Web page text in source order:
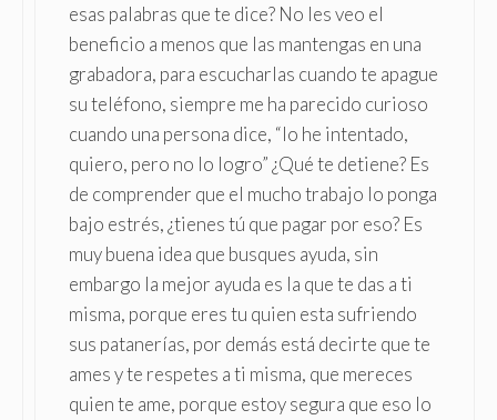
esas palabras que te dice? No les veo el
beneficio a menos que las mantengas en una
grabadora, para escucharlas cuando te apague
su teléfono, siempre me ha parecido curioso
cuando una persona dice, “lo he intentado,
quiero, pero no lo logro” ¿Qué te detiene? Es
de comprender que el mucho trabajo lo ponga
bajo estrés, ¿tienes tú que pagar por eso? Es
muy buena idea que busques ayuda, sin
embargo la mejor ayuda es la que te das a ti
misma, porque eres tu quien esta sufriendo
sus patanerías, por demás está decirte que te
ames y te respetes a ti misma, que mereces
quien te ame, porque estoy segura que eso lo